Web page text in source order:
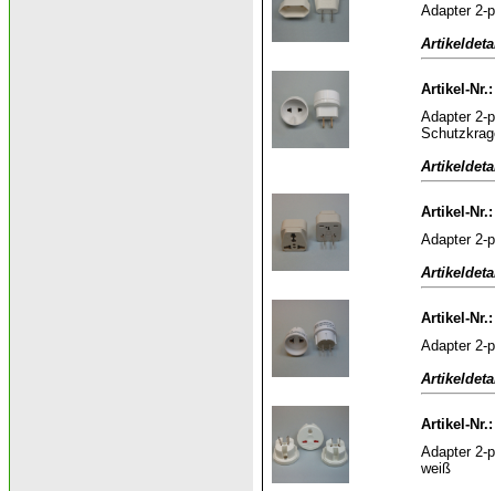
Adapter 2-
Artikel-Nr.:
Adapter 2-
Artikel-Nr.:
Adapter 2-
Artikel-Nr.:
Adapter 2-
Artikel-Nr.:
Adapter 2-
weiß